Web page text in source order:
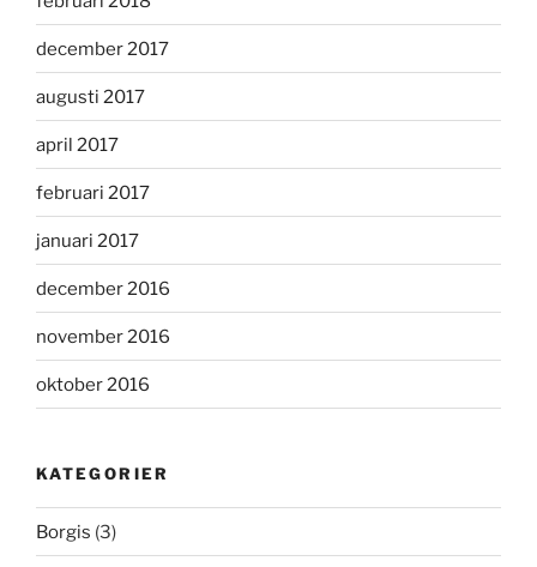
december 2017
augusti 2017
april 2017
februari 2017
januari 2017
december 2016
november 2016
oktober 2016
KATEGORIER
Borgis (3)